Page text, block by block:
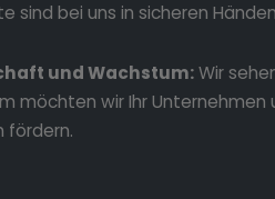
sind bei uns in sicheren
und Wachstum:Wir
möchten wir Ihr
fördern.